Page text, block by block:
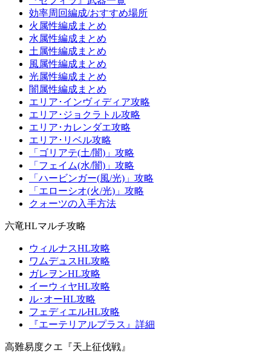
効率周回編成/おすすめ場所
火属性編成まとめ
水属性編成まとめ
土属性編成まとめ
風属性編成まとめ
光属性編成まとめ
闇属性編成まとめ
エリア･インヴィディア攻略
エリア･ジョクラトル攻略
エリア･カレンダエ攻略
エリア･リベル攻略
「ゴリアテ(土/闇)」攻略
「フェイム(水/闇)」攻略
「ハービンガー(風/光)」攻略
「エローシオ(火/光)」攻略
クォーツの入手方法
六竜HLマルチ攻略
ウィルナスHL攻略
ワムデュスHL攻略
ガレヲンHL攻略
イーウィヤHL攻略
ル･オーHL攻略
フェディエルHL攻略
『エーテリアルプラス』詳細
高難易度クエ『天上征伐戦』